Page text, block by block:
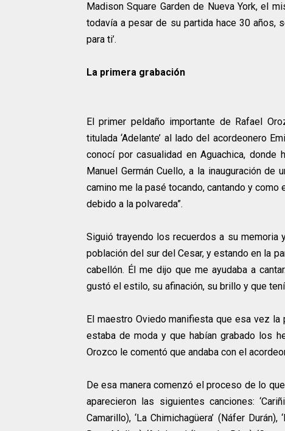
Madison Square Garden de Nueva York, el
todavía a pesar de su partida hace 30 años,
para ti’.
La primera grabación
El primer peldaño importante de Rafael
titulada ‘Adelante’ al lado del acordeonero
conocí por casualidad en Aguachica,
Manuel Germán Cuello, a la inauguración
camino me la pasé tocando, cantando y como
debido a la polvareda”.
Siguió trayendo los recuerdos a su memoria
población del sur del Cesar, y estando en la
cabellón. Él me dijo que me ayudaba a
gustó el estilo, su afinación, su brillo y que
El maestro Oviedo manifiesta que esa vez la
estaba de moda y que habían grabado los
Orozco le comentó que andaba con el
De esa manera comenzó el proceso de lo
aparecieron las siguientes canciones:
Camarillo), ‘La Chimichagüera’ (Náfer